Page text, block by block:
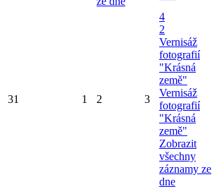
31 1 2 3
4
2
Vernisáž
fotografií
"Krásná
země"
Vernisáž
fotografií
"Krásná
země"
Zobrazit
všechny
záznamy ze
dne